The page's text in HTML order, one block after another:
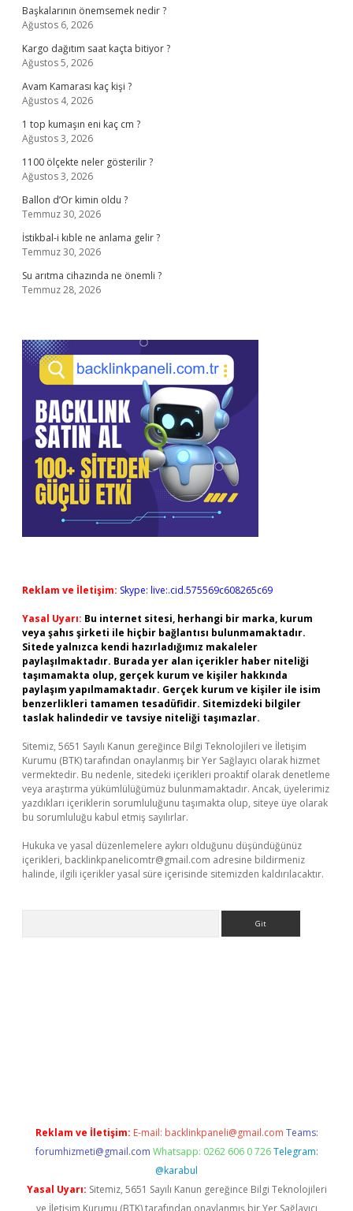
Başkalarının önemsemek nedir ?
Ağustos 6, 2026
Kargo dağıtım saat kaçta bitiyor ?
Ağustos 5, 2026
Avam Kamarası kaç kişi ?
Ağustos 4, 2026
1 top kumaşın eni kaç cm ?
Ağustos 3, 2026
1100 ölçekte neler gösterilir ?
Ağustos 3, 2026
Ballon d’Or kimin oldu ?
Temmuz 30, 2026
İstikbal-i kıble ne anlama gelir ?
Temmuz 30, 2026
Su arıtma cihazında ne önemli ?
Temmuz 28, 2026
Reklam ve İletişim: Skype: live:.cid.575569c608265c69
Yasal Uyarı: Bu internet sitesi, herhangi bir marka, kurum
veya şahıs şirketi ile hiçbir bağlantısı bulunmamaktadır.
Sitede yalnızca kendi hazırladığımız makaleler
paylaşılmaktadır. Burada yer alan içerikler haber niteliği
taşımamakta olup, gerçek kurum ve kişiler hakkında
paylaşım yapılmamaktadır. Gerçek kurum ve kişiler ile isim
benzerlikleri tamamen tesadüfidir. Sitemizdeki bilgiler
taslak halindedir ve tavsiye niteliği taşımazlar.
Sitemiz, 5651 Sayılı Kanun gereğince Bilgi Teknolojileri ve İletişim
Kurumu (BTK) tarafından onaylanmış bir Yer Sağlayıcı olarak hizmet
vermektedir. Bu nedenle, sitedeki içerikleri proaktif olarak denetleme
veya araştırma yükümlülüğümüz bulunmamaktadır. Ancak, üyelerimiz
yazdıkları içeriklerin sorumluluğunu taşımakta olup, siteye üye olarak
bu sorumluluğu kabul etmiş sayılırlar.
Hukuka ve yasal düzenlemelere aykırı olduğunu düşündüğünüz
içerikleri, backlinkpanelicomtr@gmail.com adresine bildirmeniz
halinde, ilgili içerikler yasal süre içerisinde sitemizden kaldırılacaktır.
Reklam ve İletişim: E-mail: backlinkpaneli@gmail.com Teams:
forumhizmeti@gmail.com Whatsapp: 0262 606 0 726 Telegram:
@karabul
Yasal Uyarı: Sitemiz, 5651 Sayılı Kanun gereğince Bilgi Teknolojileri
ve İletişim Kurumu (BTK) tarafından onaylanmış bir Yer Sağlayıcı